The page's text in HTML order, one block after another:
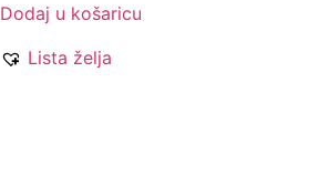
Dodaj u košaricu
Lista želja